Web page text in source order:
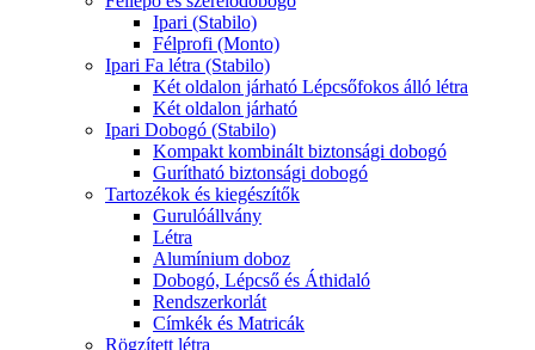
Ipari (Stabilo)
Félprofi (Monto)
Ipari Fa létra (Stabilo)
Két oldalon járható Lépcsőfokos álló létra
Két oldalon járható
Ipari Dobogó (Stabilo)
Kompakt kombinált biztonsági dobogó
Gurítható biztonsági dobogó
Tartozékok és kiegészítők
Gurulóállvány
Létra
Alumínium doboz
Dobogó, Lépcső és Áthidaló
Rendszerkorlát
Címkék és Matricák
Rögzített létra